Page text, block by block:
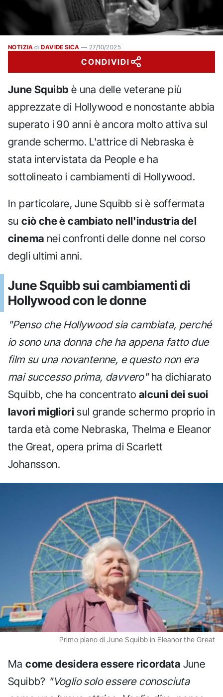
NOTIZIA di DAVIDE SICA —27/10/2025
CONDIVIDI
June Squibb è una delle veterane più
apprezzate di Hollywood e nonostante abbia
superato i 90 anni è ancora molto attiva sul
grande schermo. L'attrice di Nebraska è
stata intervistata da People e ha
sottolineato i cambiamenti di Hollywood.
In particolare, June Squibb si è soffermata
suciò che è cambiato nell'industria del
cinema nei confronti delle donne nel corso
degli ultimi anni.
June Squibb sui cambiamenti di
Hollywood con le donne
"Penso che Hollywood sia cambiata, perché
io sono una donna che ha appena fatto due
film su una novantenne, e questo non era
mai successo prima, davvero"ha dichiarato
Squibb, che ha concentrato alcuni dei suoi
lavori migliori sul grande schermo proprio in
tarda età come Nebraska, Thelma e Eleanor
the Great, opera prima di Scarlett
Johansson.
Primo piano di June Squibb in Eleanor the Great
Macome desidera essere ricordata June
Squibb? "Voglio solo essere conosciuta